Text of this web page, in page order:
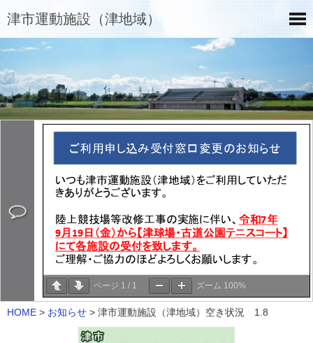
津市運動施設（津地域）
ページ 1 / 1 ズーム 100%
HOME > お知らせ > 津市運動施設（津地域）空き状況 1.8